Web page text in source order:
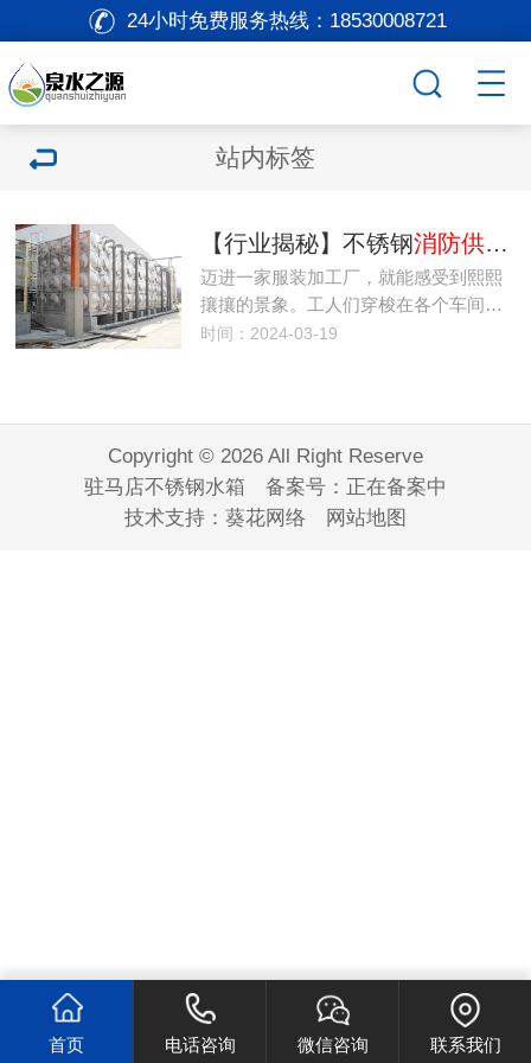
24小时免费服务热线： 18530008721
站内标签
【行业揭秘】不锈钢消防供水设备
迈进一家服装加工厂，就能感受到熙熙
攘攘的景象。工人们穿梭在各个车间…
时间：2024-03-19
Copyright © 2026 All Right Reserve
驻马店不锈钢水箱 备案号： 正在备案中
技术支持： 葵花网络 网站地图
首页 电话咨询 微信咨询 联系我们